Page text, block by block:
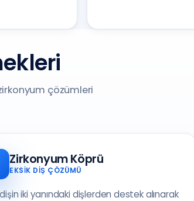
çözümleri
Zirkonyum Köprü
EKSIK DIŞ ÇÖZÜMÜ
dişin iki yanındaki dişlerden destek alınarak